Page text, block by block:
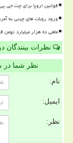
قوانین اروپا برای چت
ورود روبات های چینی به
ماهی ده هزار میلیارد
نظرات بینندگان
نظر شما در
نام:
ایمیل:
نظر: